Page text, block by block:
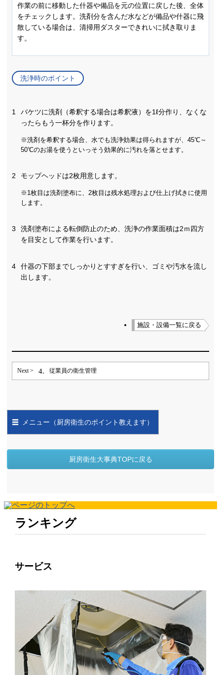
作業の前に移動した什器や備品を元の位置に戻した後、全体
をチェックします。洗剤分を含んだ水などが備品や什器に飛
散している場合は、清掃用ダスターできれいに拭き取りま
す。
洗浄時のポイント
1
バケツに洗剤（希釈する場合は希釈液）を1ℓ分作り、なくな
ったらもう一杯分を作ります。
※洗剤を希釈する場合、水でも洗浄効果は得られますが、45℃～
50℃のお湯を使うといっそう効果的に汚れを落とせます。
2 モップヘッドは2枚用意します。
※1枚目は洗剤塗布に、2枚目は残水処理および仕上げ拭きに使用
します。
3
洗剤塗布による転倒防止のため、洗浄の作業面積は2ｍ四方
を目安として作業を行います。
4
什器の下部までしっかりとすすぎを行い、ゴミや汚水を流し
出します。
施設・設備一覧に戻る
Next > 4. 従業員の衛生管理
メニュー（厨房衛生のポイント教えます）
厨房衛生大事典TOPに戻る
ランキング
サービス